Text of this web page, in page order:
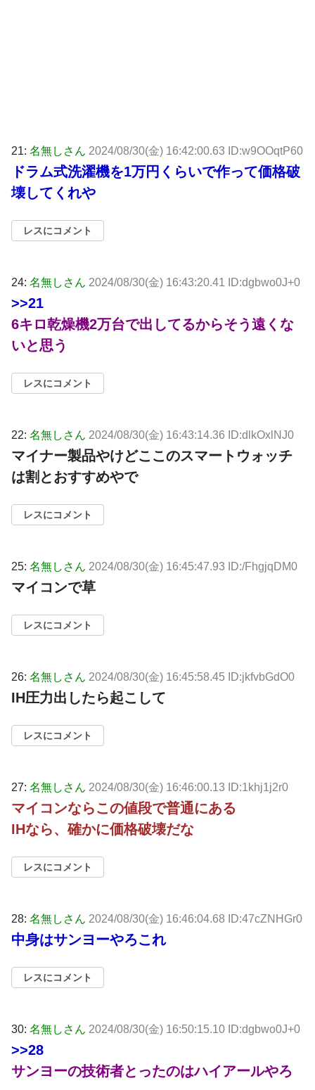
21: 名無しさん 2024/08/30(金) 16:42:00.63 ID:w9OOqtP60
ドラム式洗濯機を1万円くらいで作って価格破
壊してくれや
レスにコメント
24: 名無しさん 2024/08/30(金) 16:43:20.41 ID:dgbwo0J+0
>>21
6キロ乾燥機2万台で出してるからそう遠くな
いと思う
レスにコメント
22: 名無しさん 2024/08/30(金) 16:43:14.36 ID:dlkOxlNJ0
マイナー製品やけどここのスマートウォッチ
は割とおすすめやで
レスにコメント
25: 名無しさん 2024/08/30(金) 16:45:47.93 ID:/FhgjqDM0
マイコンで草
レスにコメント
26: 名無しさん 2024/08/30(金) 16:45:58.45 ID:jkfvbGdO0
IH圧力出したら起こして
レスにコメント
27: 名無しさん 2024/08/30(金) 16:46:00.13 ID:1khj1j2r0
マイコンならこの値段で普通にある
IHなら、確かに価格破壊だな
レスにコメント
28: 名無しさん 2024/08/30(金) 16:46:04.68 ID:47cZNHGr0
中身はサンヨーやろこれ
レスにコメント
30: 名無しさん 2024/08/30(金) 16:50:15.10 ID:dgbwo0J+0
>>28
サンヨーの技術者とったのはハイアールやろ